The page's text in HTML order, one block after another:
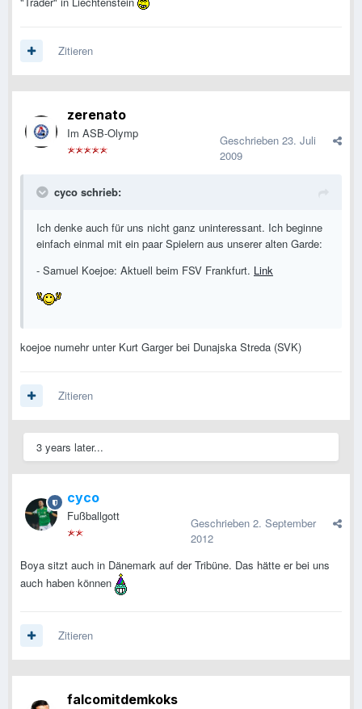
Zitieren
zerenato
Im ASB-Olymp Geschrieben 23. Juli
2009
cyco schrieb:
Ich denke auch für uns nicht ganz uninteressant. Ich beginne
einfach einmal mit ein paar Spielern aus unserer alten Garde:
- Samuel Koejoe: Aktuell beim FSV Frankfurt. Link
koejoe numehr unter Kurt Garger bei Dunajska Streda (SVK)
Zitieren
3 years later...
cyco
Fußballgott Geschrieben 2. September
2012
Boya sitzt auch in Dänemark auf der Tribüne. Das hätte er bei uns
auch haben können
Zitieren
falcomitdemkoks